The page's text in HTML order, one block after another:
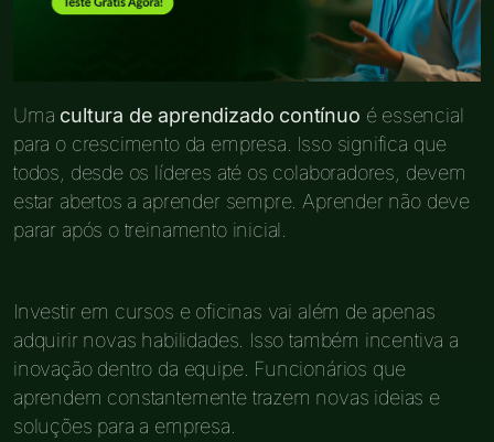
Uma cultura de aprendizado contínuo é essencial
para o crescimento da empresa. Isso significa que
todos, desde os líderes até os colaboradores, devem
estar abertos a aprender sempre. Aprender não deve
parar após o treinamento inicial.
Investir em cursos e oficinas vai além de apenas
adquirir novas habilidades. Isso também incentiva a
inovação dentro da equipe. Funcionários que
aprendem constantemente trazem novas ideias e
soluções para a empresa.